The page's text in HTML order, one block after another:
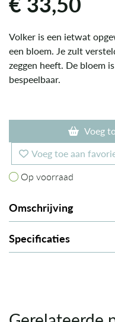
Volker is een ietwat
een bloem. Je zult
zeggen heeft. De bloem
bespeelbaar.
Voeg
Voeg toe aan
Op voorraad
Op voorraad
Omschrijving
Specificaties